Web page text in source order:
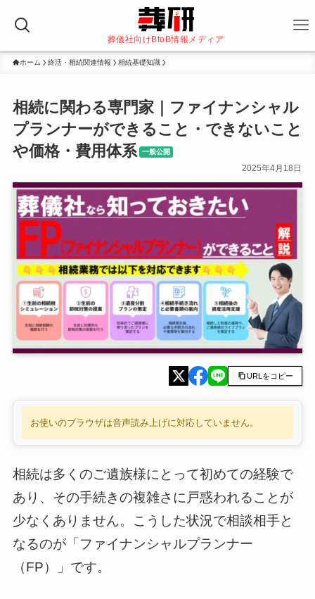
葬儀社向けBtoB情報メディア
ホーム 終活・相続関連情報 相続基礎知識
相続に関わる専門家｜ファイナンシャル
プランナーができること・できないこと
や価格・費用体系
一般公開
2025年4月18日
URLをコピー
お使いのブラウザは音声読み上げに対応していません。
相続は多くのご遺族様にとって初めての経験で
あり、その手続きの複雑さに戸惑われることが
少なくありません。こうした状況で相談相手と
なるのが「ファイナンシャルプランナー
（FP）」です。